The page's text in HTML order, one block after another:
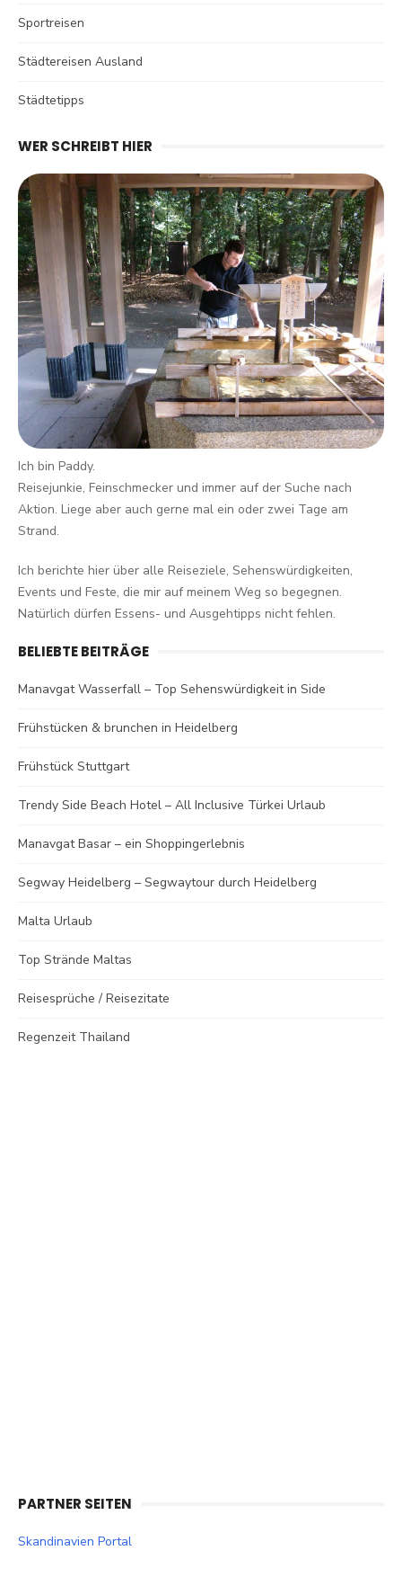
Sportreisen
Städtereisen Ausland
Städtetipps
WER SCHREIBT HIER
Ich bin Paddy.
Reisejunkie, Feinschmecker und immer auf der Suche nach
Aktion. Liege aber auch gerne mal ein oder zwei Tage am
Strand.
Ich berichte hier über alle Reiseziele, Sehenswürdigkeiten,
Events und Feste, die mir auf meinem Weg so begegnen.
Natürlich dürfen Essens- und Ausgehtipps nicht fehlen.
BELIEBTE BEITRÄGE
Manavgat Wasserfall – Top Sehenswürdigkeit in Side
Frühstücken & brunchen in Heidelberg
Frühstück Stuttgart
Trendy Side Beach Hotel – All Inclusive Türkei Urlaub
Manavgat Basar – ein Shoppingerlebnis
Segway Heidelberg – Segwaytour durch Heidelberg
Malta Urlaub
Top Strände Maltas
Reisesprüche / Reisezitate
Regenzeit Thailand
PARTNER SEITEN
Skandinavien Portal